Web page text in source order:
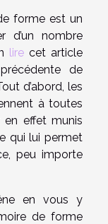
forme est un
d’un nombre
lirecet article
de
d’abord, les
à toutes
effet munis
qui lui permet
peu importe
en vous y
de forme